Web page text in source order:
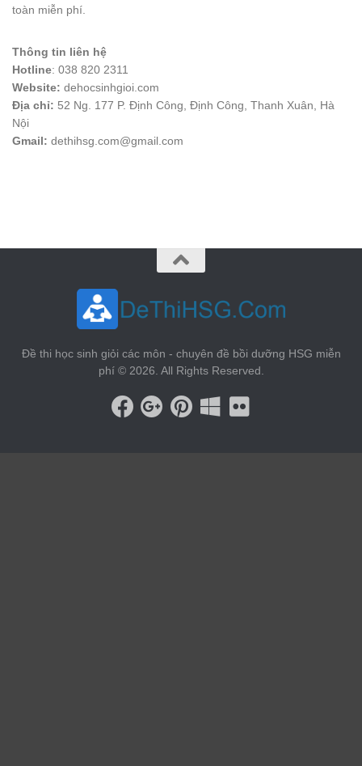
toàn miễn phí.
Thông tin liên hệ
Hotline: 038 820 2311
Website: dehocsinhgioi.com
Địa chỉ: 52 Ng. 177 P. Định Công, Định Công, Thanh Xuân, Hà
Nội
Gmail: dethihsg.com@gmail.com
Đề thi học sinh giỏi các môn - chuyên đề bồi dưỡng HSG miễn
phí © 2026. All Rights Reserved.